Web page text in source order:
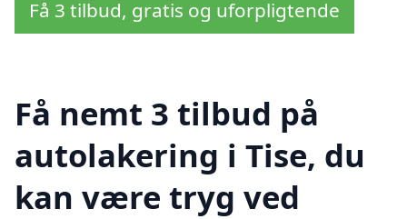
Få 3 tilbud, gratis og uforpligtende
Få nemt 3 tilbud på
autolakering i Tise, du
kan være tryg ved